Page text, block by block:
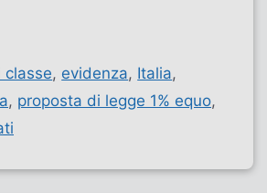
, evidenza, Italia,
, proposta di legge 1% equo,